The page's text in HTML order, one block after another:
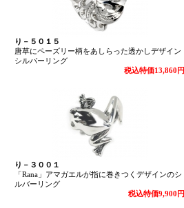
り－５０１５
唐草にペーズリー柄をあしらった透かしデザイン
シルバーリング
税込特価13,860円
り－３００１
「Rana」アマガエルが指に巻きつくデザインのシ
ルバーリング
税込特価9,900円